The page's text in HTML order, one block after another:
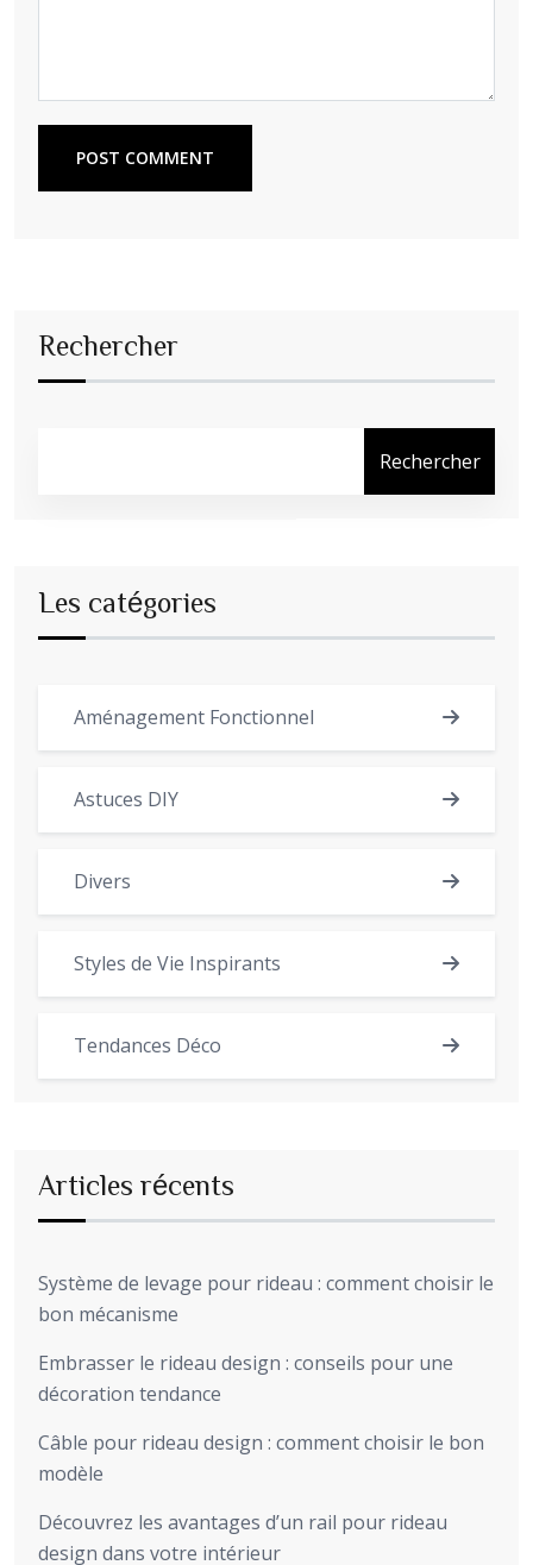
POST COMMENT
Rechercher
Rechercher
Les catégories
Aménagement Fonctionnel
Astuces DIY
Divers
Styles de Vie Inspirants
Tendances Déco
Articles récents
Système de levage pour rideau : comment choisir le
bon mécanisme
Embrasser le rideau design : conseils pour une
décoration tendance
Câble pour rideau design : comment choisir le bon
modèle
Découvrez les avantages d’un rail pour rideau
design dans votre intérieur